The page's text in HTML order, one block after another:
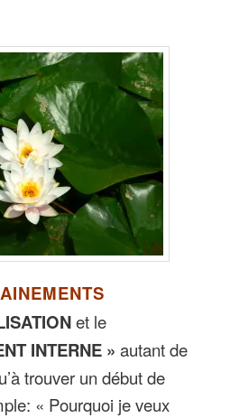
et le
INTERNE » autant de
trouver un début de
« Pourquoi je veux